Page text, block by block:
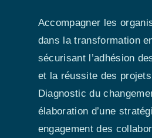
Accompagner les
dans la transformation
sécurisant l’adhésion
et la réussite des
Diagnostic du
élaboration d’une
engagement des